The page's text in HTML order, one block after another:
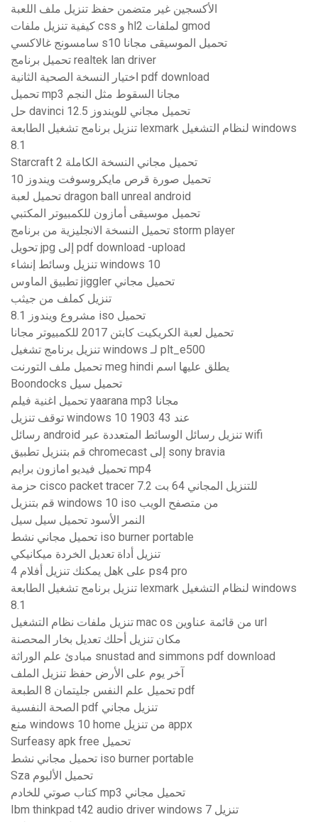
الأكسجين غير متضمن حفظ تنزيل ملف اللعبة
كيفية تنزيل ملفات css و hl2 لملفات gmod
سامسونج غالاكسي s10 تحميل الموسيقى مجانا
تحميل برنامج realtek lan driver
اختيار النسخة الصحية الثانية pdf download
تحميل mp3 مجانا السقوط مثل النجم
حل davinci 12.5 تحميل مجاني للويندوز
تنزيل برنامج تشغيل الطابعة lexmark لنظام التشغيل windows
8.1
Starcraft 2 تحميل مجاني النسخة الكاملة
تحميل صورة قرص مايكروسوفت ويندوز 10
تحميل لعبة dragon ball unreal android
تحميل موسيقى أمازون للكمبيوتر المكتبي
تحميل النسخة الانجليزية من برنامج storm player
تحويل jpg إلى pdf download -upload
تنزيل وسائط إنشاء windows 10
تطبيق الماوس jiggler تحميل مجاني
تنزيل كملف من جيثب
مشروع ويندوز 8.1 iso تحميل
تحميل لعبة الكريكيت كابتن 2017 للكمبيوتر مجانا
تنزيل برنامج تشغيل windows لـ plt_e500
تحميل ملف التورنت meg hindi يطلق عليها اسم
Boondocks تحميل سيل
تحميل اغنية فيلم yaarana mp3 مجانا
توقف تنزيل windows 10 1903 عند 43
رسائل android تنزيل رسائل الوسائط المتعددة عبر wifi
قم بتنزيل تطبيق chromecast إلى sony bravia
تحميل فيديو امازون برايم mp4
حزمة cisco packet tracer 7.2 للتنزيل المجاني 64 بت
قم بتنزيل windows 10 iso من متصفح الويب
النمر الأسود تحميل سيل سيل
تحميل مجاني نشط iso burner portable
تنزيل أداة تعديل الخردة ميكانيكي
هل يمكنك تنزيل أفلام 4k على ps4 pro
تنزيل برنامج تشغيل الطابعة lexmark لنظام التشغيل windows
8.1
تنزيل ملفات نظام التشغيل mac os من قائمة عناوين url
مكان تنزيل أحلك تعديل بخار المحصنة
مبادئ علم الوراثة snustad and simmons pdf download
آخر يوم على الأرض حفظ تنزيل الملف
تحميل علم النفس جليتمان 8 الطبعة pdf
الصحة النفسية pdf تنزيل مجاني
منع windows 10 home من تنزيل appx
Surfeasy apk free تحميل
تحميل مجاني نشط iso burner portable
Sza تحميل الألبوم
كتاب صوتي للخادم mp3 تحميل مجاني
Ibm thinkpad t42 audio driver windows 7 تنزيل